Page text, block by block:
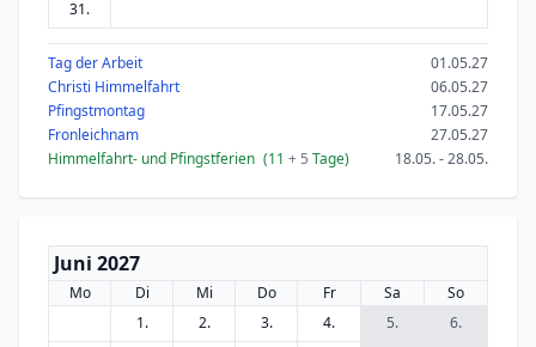
31.
Tag der Arbeit
01.05.27
Christi Himmelfahrt
06.05.27
Pfingstmontag
17.05.27
Fronleichnam
27.05.27
Himmelfahrt- und Pfingstferien (11 + 5 Tage) 18.05. - 28.05.
Juni 2027
Mo Di Mi Do Fr Sa
So
1.
2. 3. 4. 5.
6.